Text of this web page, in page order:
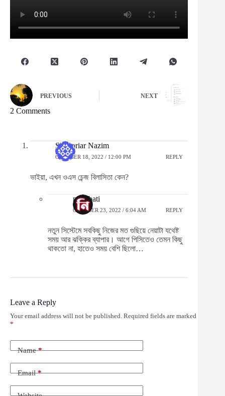
PREVIOUS NEXT
2 Comments
Shahoriar Nazim
OCTOBER 18, 2022 / 12:00 PM REPLY
ভাইয়া, এখন ওএস চেন্জ বিলাসিতা কেন?
neonbati
OCTOBER 23, 2022 / 6:04 AM REPLY
নতুন সিস্টেমে সবকিছু নিজের মত গুছিয়ে নেয়াটা যথেষ্ট
সময় আর ঝক্কির ব্যাপার। আগে পিসিতেও তেমন কিছু
থাকতো না, হাতেও সময় বেশি ছিলো…
Leave a Reply
Your email address will not be published. Required fields are marked
*
Name*
Email*